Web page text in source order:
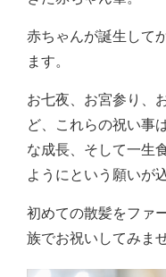
赤ちゃんが誕生して
ます。
お七夜、お宮参り、
ど、これらの祝い事
な成長、そして一生
ようにという願いが
初めての散髪をファ
族でお祝いしてみま